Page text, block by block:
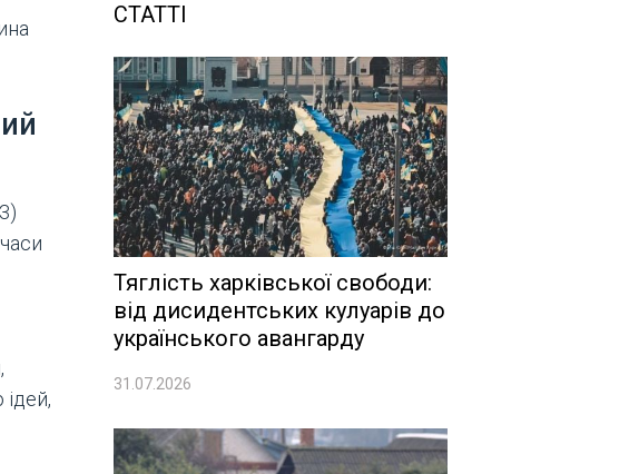
СТАТТІ
Тяглість харківської свободи:
від дисидентських кулуарів до
українського авангарду
31.07.2026